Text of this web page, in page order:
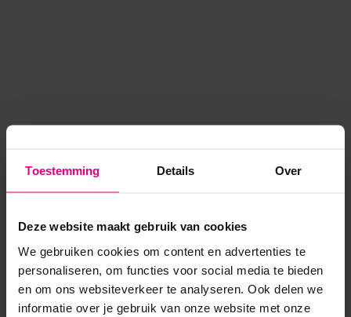
Toestemming Details Over
Deze website maakt gebruik van cookies
We gebruiken cookies om content en advertenties te
personaliseren, om functies voor social media te bieden
en om ons websiteverkeer te analyseren. Ook delen we
informatie over je gebruik van onze website met onze